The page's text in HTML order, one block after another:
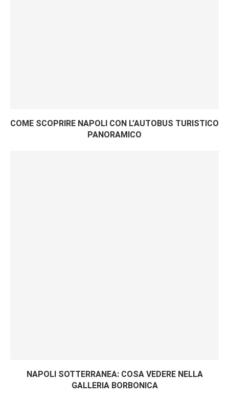
COME SCOPRIRE NAPOLI CON L’AUTOBUS TURISTICO
PANORAMICO
NAPOLI SOTTERRANEA: COSA VEDERE NELLA
GALLERIA BORBONICA